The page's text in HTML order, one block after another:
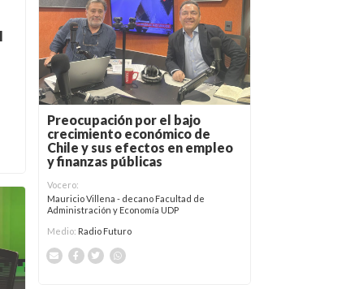
Preocupación por el bajo
crecimiento económico de
Chile y sus efectos en empleo
y finanzas públicas
Vocero:
Mauricio Villena - decano Facultad de
Administración y Economía UDP
Medio: Radio Futuro